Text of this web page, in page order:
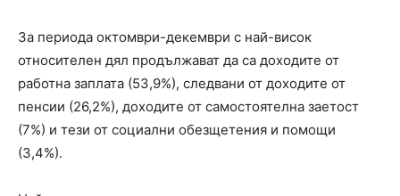
За периода октомври-декември с най-висок
относителен дял продължават да са доходите от
работна заплата (53,9%), следвани от доходите от
пенсии (26,2%), доходите от самостоятелна заетост
(7%) и тези от социални обезщетения и помощи
(3,4%).